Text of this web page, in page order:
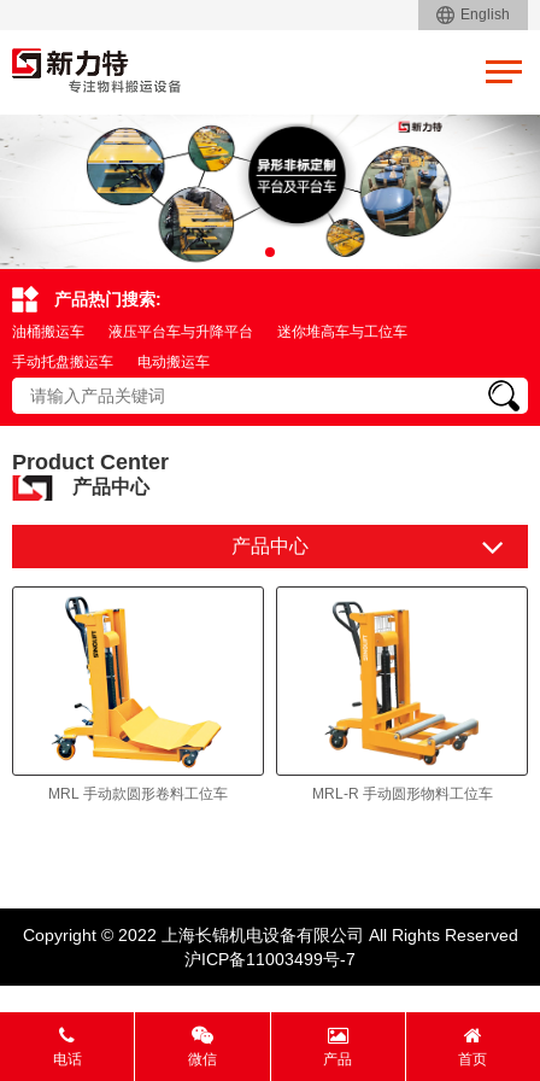
English
产品热门搜索:
油桶搬运车 液压平台车与升降平台
迷你堆高车与工位车
手动托盘搬运车
电动搬运车
Product Center
产品中心
产品中心
MRL 手动款圆形卷料工位车 MRL-R 手动圆形物料工位车
Copyright © 2022 上海长锦机电设备有限公司 All Rights Reserved
沪ICP备11003499号-7
电话 微信 产品 首页